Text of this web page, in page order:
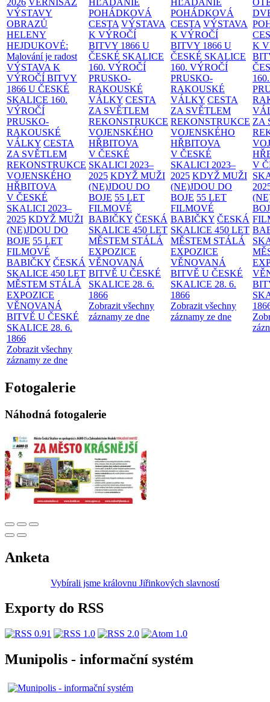
2026 VERNISÁŽ
VÝSTAVY
OBRAZŮ
HELENY
HEJDUKOVÉ:
Malování je radost
VÝSTAVA K
VÝROČÍ BITVY
1866 U ČESKÉ
SKALICE 160.
VÝROČÍ
PRUSKO-
RAKOUSKÉ
VÁLKY CESTA
ZA SVĚTLEM
REKONSTRUKCE
VOJENSKÉHO
HŘBITOVA
V ČESKÉ
SKALICI 2023–
2025 KDYŽ MUŽI
(NE)JDOU DO
BOJE 55 LET
FILMOVÉ
BABIČKY ČESKÁ
SKALICE 450 LET
MĚSTEM STÁLÁ
EXPOZICE
VĚNOVANÁ
BITVĚ U ČESKÉ
SKALICE 28. 6.
1866
Zobrazit všechny
záznamy ze dne
HĽADANIE
POHÁDKOVÁ
CESTA VÝSTAVA
K VÝROČÍ
BITVY 1866 U
ČESKÉ SKALICE
160. VÝROČÍ
PRUSKO-
RAKOUSKÉ
VÁLKY CESTA
ZA SVĚTLEM
REKONSTRUKCE
VOJENSKÉHO
HŘBITOVA
V ČESKÉ
SKALICI 2023–
2025 KDYŽ MUŽI
(NE)JDOU DO
BOJE 55 LET
FILMOVÉ
BABIČKY ČESKÁ
SKALICE 450 LET
MĚSTEM STÁLÁ
EXPOZICE
VĚNOVANÁ
BITVĚ U ČESKÉ
SKALICE 28. 6.
1866
Zobrazit všechny
záznamy ze dne
HĽADANIE
POHÁDKOVÁ
CESTA VÝSTAVA
K VÝROČÍ
BITVY 1866 U
ČESKÉ SKALICE
160. VÝROČÍ
PRUSKO-
RAKOUSKÉ
VÁLKY CESTA
ZA SVĚTLEM
REKONSTRUKCE
VOJENSKÉHO
HŘBITOVA
V ČESKÉ
SKALICI 2023–
2025 KDYŽ MUŽI
(NE)JDOU DO
BOJE 55 LET
FILMOVÉ
BABIČKY ČESKÁ
SKALICE 450 LET
MĚSTEM STÁLÁ
EXPOZICE
VĚNOVANÁ
BITVĚ U ČESKÉ
SKALICE 28. 6.
1866
Zobrazit všechny
záznamy ze dne
K
ZA
V
Fotogalerie
Náhodná fotogalerie
Anketa
Vybírali jsme královnu Jiřinkových slavností
Exporty do RSS
Munipolis - informační systém